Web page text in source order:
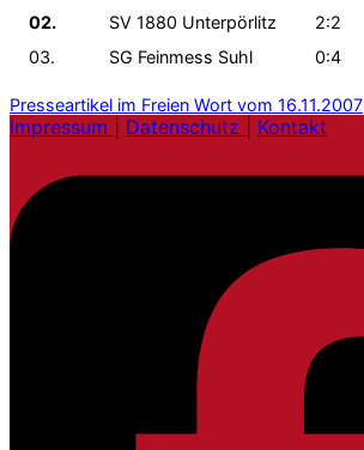
02.
SV 1880 Unterpörlitz 2:2
03.
SG Feinmess Suhl 0:4
Presseartikel im Freien Wort vom 16.11.2007
Impressum Datenschutz Kontakt